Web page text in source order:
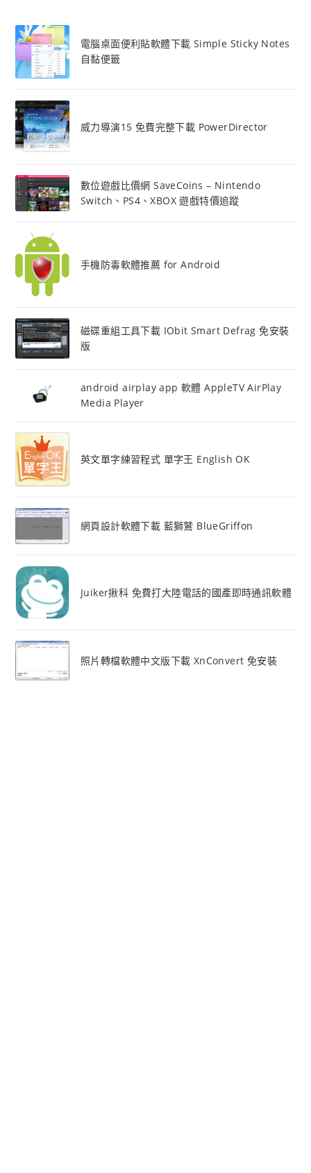
電腦桌面便利貼軟體下載 Simple Sticky Notes
自黏便籤
威力導演15 免費完整下載 PowerDirector
數位遊戲比價網 SaveCoins – Nintendo
Switch、PS4、XBOX 遊戲特價追蹤
手機防毒軟體推薦 for Android
磁碟重組工具下載 IObit Smart Defrag 免安裝
版
android airplay app 軟體 AppleTV AirPlay
Media Player
英文單字練習程式 單字王 English OK
網頁設計軟體下載 藍獅鷲 BlueGriffon
Juiker揪科 免費打大陸電話的國產即時通訊軟體
照片轉檔軟體中文版下載 XnConvert 免安裝